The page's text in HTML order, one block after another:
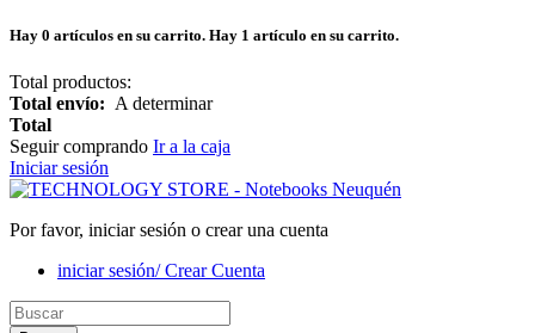
Hay 0 artículos en su carrito. Hay 1 artículo en su carrito.
Total productos:
Total envío: A determinar
Total
Seguir comprando Ir a la caja
Iniciar sesión
Por favor, iniciar sesión o crear una cuenta
iniciar sesión/ Crear Cuenta